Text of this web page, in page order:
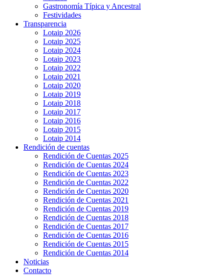
Gastronomía Típica y Ancestral
Festividades
Transparencia
Lotaip 2026
Lotaip 2025
Lotaip 2024
Lotaip 2023
Lotaip 2022
Lotaip 2021
Lotaip 2020
Lotaip 2019
Lotaip 2018
Lotaip 2017
Lotaip 2016
Lotaip 2015
Lotaip 2014
Rendición de cuentas
Rendición de Cuentas 2025
Rendición de Cuentas 2024
Rendición de Cuentas 2023
Rendición de Cuentas 2022
Rendición de Cuentas 2020
Rendición de Cuentas 2021
Rendición de Cuentas 2019
Rendición de Cuentas 2018
Rendición de Cuentas 2017
Rendición de Cuentas 2016
Rendición de Cuentas 2015
Rendición de Cuentas 2014
Noticias
Contacto